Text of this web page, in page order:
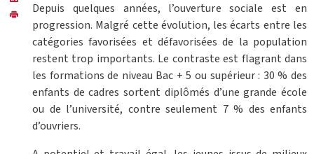
Depuis quelques années, l’ouverture sociale est en
progression. Malgré cette évolution, les écarts entre les
catégories favorisées et défavorisées de la population
restent trop importants. Le contraste est flagrant dans
les formations de niveau Bac + 5 ou supérieur : 30 % des
enfants de cadres sortent diplômés d’une grande école
ou de l’université, contre seulement 7 % des enfants
d’ouvriers.